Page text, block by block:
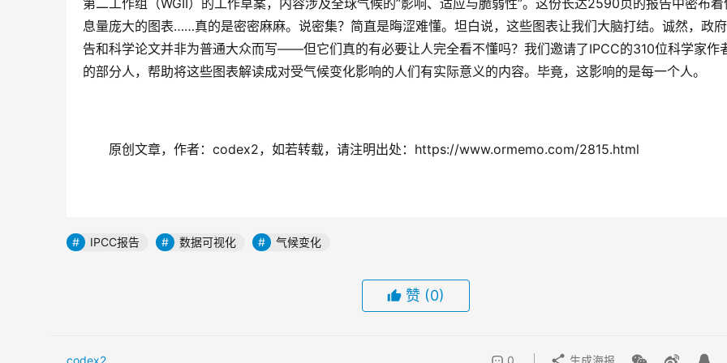
第二工作组（WGII）的工作草案，内容涉及全球气候的”影响、适应与脆弱性”。这份长达2590页的报告中密布着
息量庞大的图表……真的是密密麻麻。说密集？简直是晦涩难懂。坦白说，这些图表让我们大脑打结。诚然，政
告和科学论文并非为普通大众而写——但它们真的有必要让人完全看不懂吗？我们邀请了IPCC的310位科学家作
的部分人，帮助将这些图表解读成对受气候变化影响的人们有实际意义的内容。毕竟，这影响的是每一个人。
原创文章，作者：codex2，如若转载，请注明出处：https://www.ormemo.com/2815.html
IPCC报告 数据可视化 气候变化
赞 (0)
codex2 0 生成海报